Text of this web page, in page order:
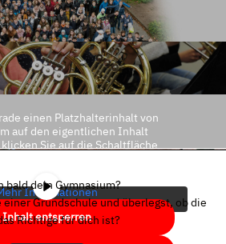
einen Platzhalterinhalt von
auf den eigentlichen Inhalt
Sie auf die Schaltfläche
Informationen
Inhalt entsperren
bald dein Gymnasium?
einer Grundschule und überlegst, ob die
Richtige für dich ist?